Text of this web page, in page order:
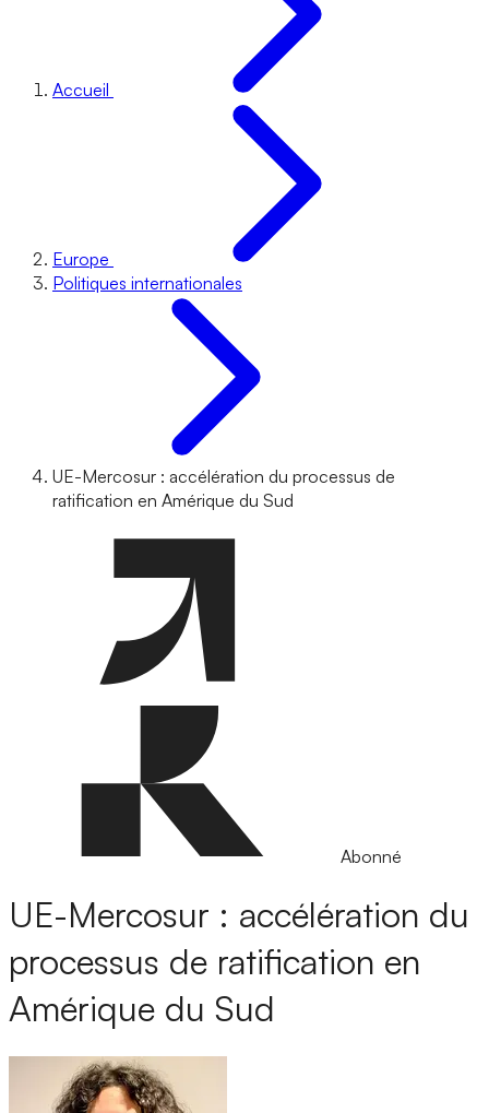
Accueil
Europe
Politiques internationales
UE-Mercosur : accélération du processus de
ratification en Amérique du Sud
Abonné
UE-Mercosur : accélération du
processus de ratification en
Amérique du Sud